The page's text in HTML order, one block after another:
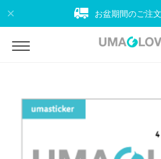
お盆期間のご注